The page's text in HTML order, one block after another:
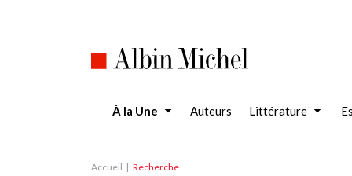
À la Une Auteurs Littérature
Accueil Recherche